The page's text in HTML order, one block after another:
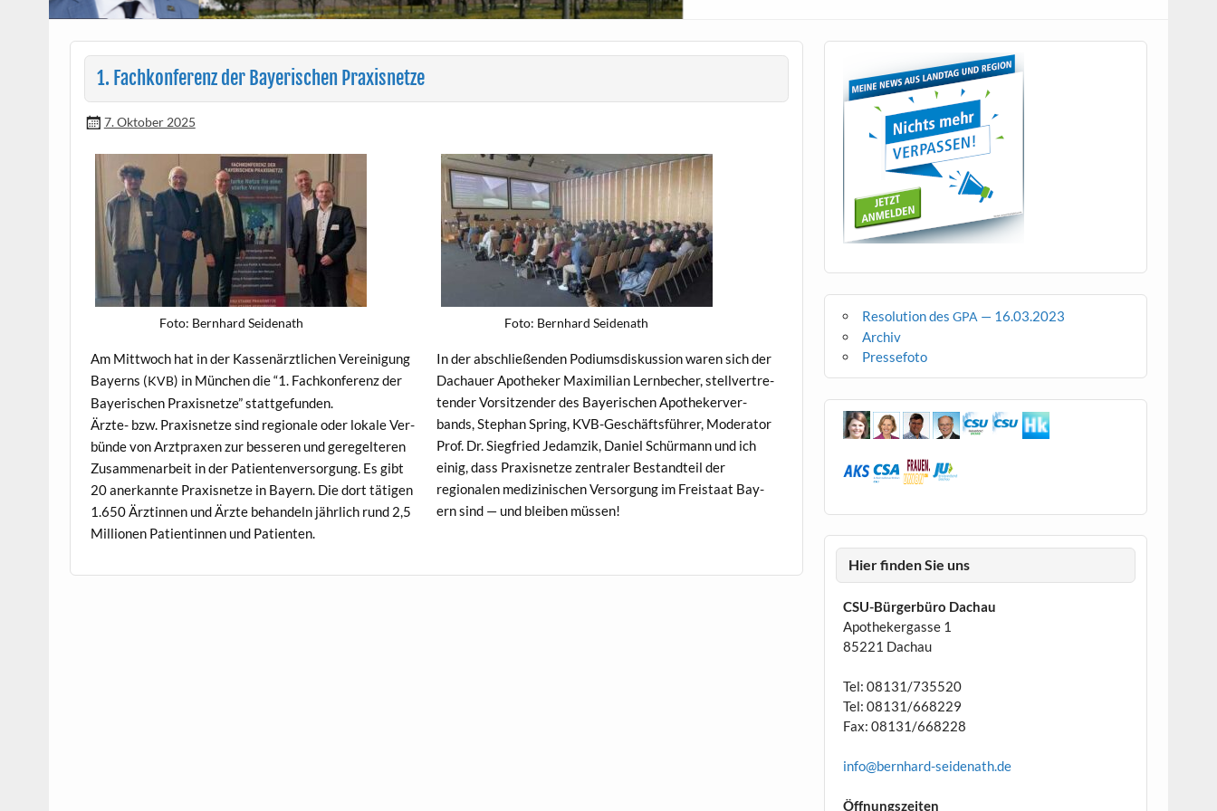
1. Fachkonferenz der Bayerischen Praxisnetze
7. Oktober 2025
Foto: Bern­hard Seidenath
Am Mittwoch hat in der Kassenärztlichen Vere­ini­gung
Bay­erns (KVB) in München die “1. Fachkon­ferenz der
Bay­erischen Prax­is­net­ze” stattgefunden.
Ärzte- bzw. Prax­is­net­ze sind regionale oder lokale Ver­
bünde von Arzt­prax­en zur besseren und geregel­teren
Zusam­me­nar­beit in der Patien­ten­ver­sorgung. Es gibt
20 anerkan­nte Prax­is­net­ze in Bay­ern. Die dort täti­gen
1.650 Ärztin­nen und Ärzte behan­deln jährlich rund 2,5
Mil­lio­nen Pati­entin­nen und Patienten.
Foto: Bern­hard Seidenath
In der abschließen­den Podi­ums­diskus­sion waren sich der
Dachauer Apothek­er Max­i­m­il­ian Lern­bech­er, stel­lvertre­
tender Vor­sitzen­der des Bay­erischen Apothek­erver­
bands, Stephan Spring, KVB-Geschäfts­führer, Mod­er­a­tor
Prof. Dr. Siegfried Jedamzik, Daniel Schür­mann und ich
einig, dass Prax­is­net­ze zen­traler Bestandteil der
regionalen medi­zinis­chen Ver­sorgung im Freis­taat Bay­
ern sind — und bleiben müssen!
Resolution desGPA — 16.03.2023
Archiv
Pressefoto
Hier finden Sie uns
CSU-Bürgerbüro Dachau
Apothekergasse 1
85221 Dachau
Tel: 08131/735520
Tel: 08131/668229
Fax: 08131/668228
info@bernhard-seidenath.de
Öffnungszeiten